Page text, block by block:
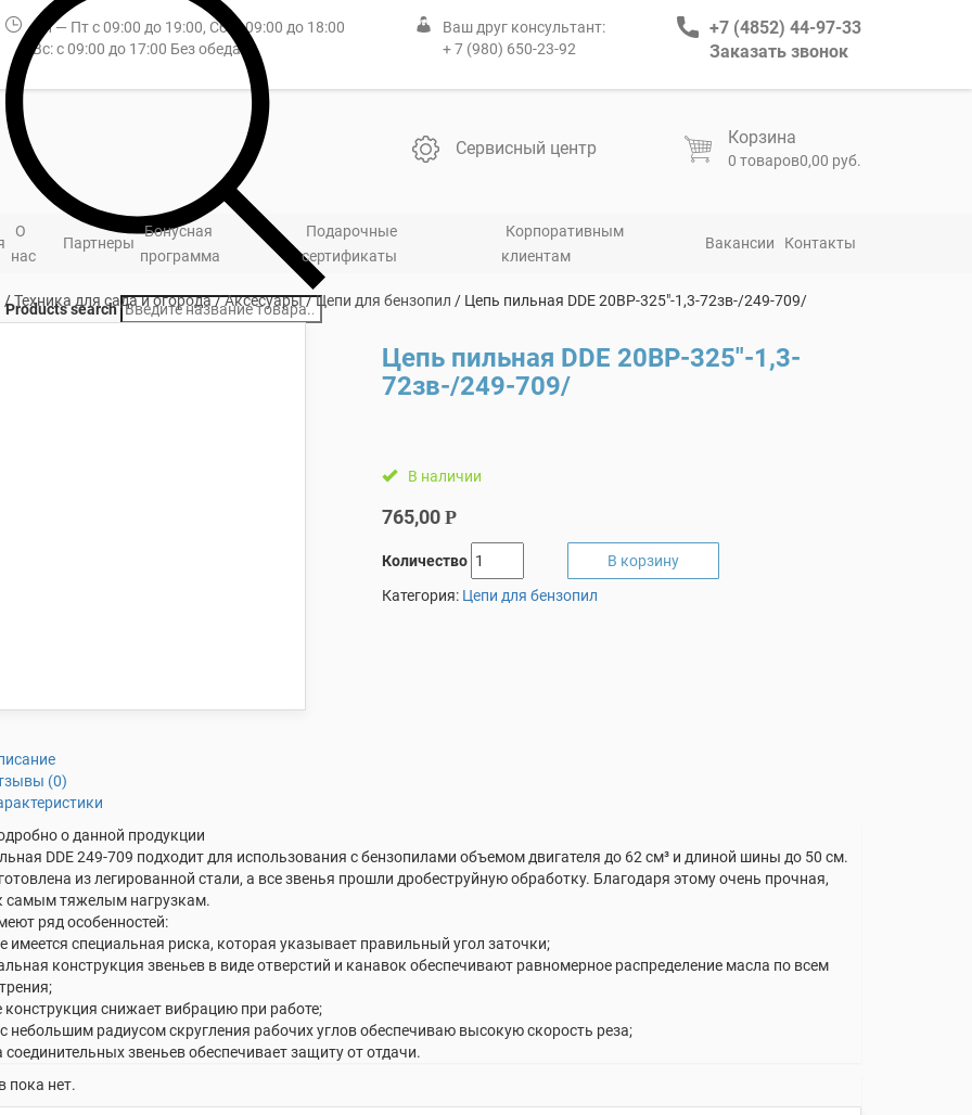
Пн — Пт с 09:00 до 19:00, Сб: с 09:00 до 18:00
Вс: с 09:00 до 17:00 Без обеда
Ваш друг консультант:
+ 7 (980) 650-23-92
+7 (4852) 44-97-33
Заказать звонок
Products search
Сервисный центр
Корзина
0 товаров0,00 руб.
О
нас
Партнеры
Бонусная
программа
Подарочные
сертификаты
Корпоративным
клиентам
Вакансии Контакты
/Техника для сада и огорода/Аксесуары/Цепи для бензопил / Цепь пильная DDE 20ВР-325″-1,3-72зв-/249-709/
Цепь пильная DDE 20ВР-325″-1,3-
72зв-/249-709/
В наличии
765,00Р
Количество
В корзину
Категория: Цепи для бензопил
(0)
о данной продукции
DDE 249-709 подходит для использования с бензопилами объемом двигателя до 62 см³ и длиной шины до 50 см.
из легированной стали, а все звенья прошли дробеструйную обработку. Благодаря этому очень прочная,
самым тяжелым нагрузкам.
ряд особенностей:
имеется специальная риска, которая указывает правильный угол заточки;
конструкция звеньев в виде отверстий и канавок обеспечивают равномерное распределение масла по всем
конструкция снижает вибрацию при работе;
небольшим радиусом скругления рабочих углов обеспечиваю высокую скорость реза;
звеньев обеспечивает защиту от отдачи.
пока нет.